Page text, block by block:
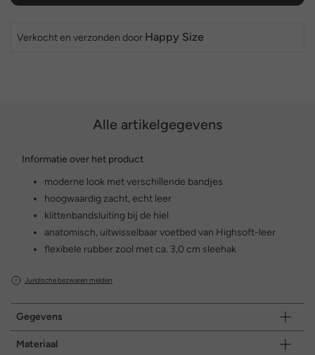
Verkocht en verzonden door Happy Size
Alle artikelgegevens
Informatie over het product
moderne look met verschillende bandjes
hoogwaardig zacht, echt leer
klittenbandsluiting bij de hiel
anatomisch, uitwisselbaar voetbed van Highsoft-leer
flexibele rubber zool met ca. 3,0 cm sleehak
Juridische bezwaren melden
Gegevens
Materiaal